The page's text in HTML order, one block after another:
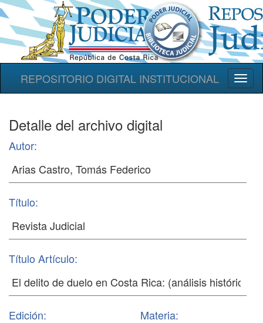
REPOSITORIO DIGITAL INSTITUCIONAL
Detalle del archivo digital
Autor:
Título:
Título Artículo:
Edición: Materia: